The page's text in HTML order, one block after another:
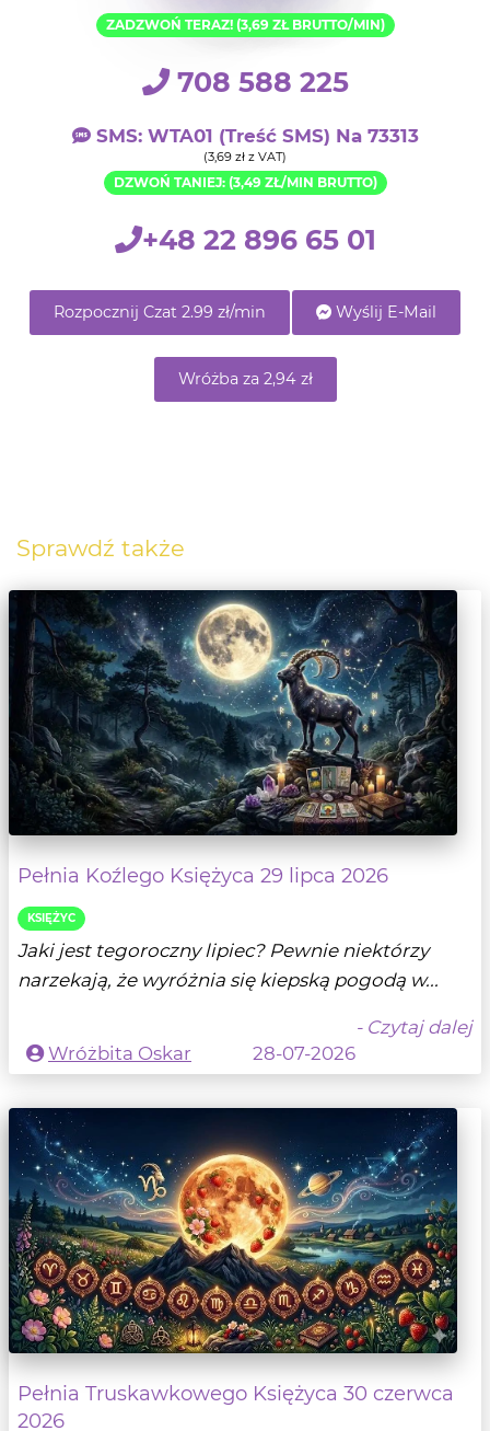
ZADZWOŃ TERAZ! (3,69 ZŁ BRUTTO/MIN)
708 588 225
SMS: WTA01 (treść SMS) Na 73313
(3,69 zł z VAT)
DZWOŃ TANIEJ: (3,49 ZŁ/MIN BRUTTO)
+48 22 896 65 01
Rozpocznij Czat 2.99 zł/min Wyślij E-Mail
Wróżba za 2,94 zł
Sprawdź także
Pełnia Koźlego Księżyca 29 lipca 2026
KSIĘŻYC
Jaki jest tegoroczny lipiec? Pewnie niektórzy
narzekają, że wyróżnia się kiepską pogodą w...
- Czytaj dalej
Wróżbita Oskar
28-07-2026
Pełnia Truskawkowego Księżyca 30 czerwca
2026